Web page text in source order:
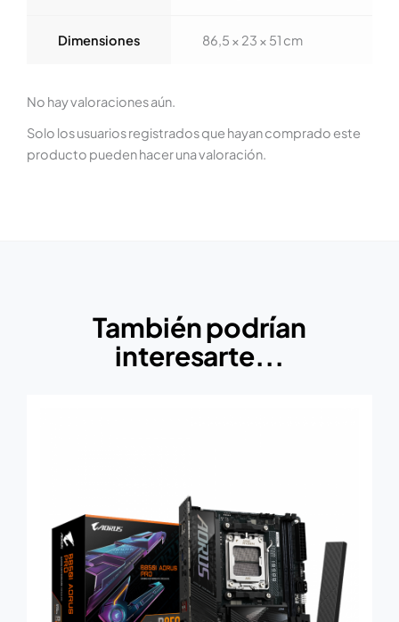
Dimensiones 86,5 × 23 × 51 cm
No hay valoraciones aún.
Solo los usuarios registrados que hayan comprado este
producto pueden hacer una valoración.
También podrían
interesarte...